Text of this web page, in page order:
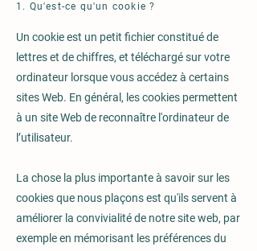
1. Qu'est-ce qu'un cookie ?
Un cookie est un petit fichier constitué de
lettres et de chiffres, et téléchargé sur votre
ordinateur lorsque vous accédez à certains
sites Web. En général, les cookies permettent
à un site Web de reconnaître l'ordinateur de
l’utilisateur.
La chose la plus importante à savoir sur les
cookies que nous plaçons est qu'ils servent à
améliorer la convivialité de notre site web, par
exemple en mémorisant les préférences du